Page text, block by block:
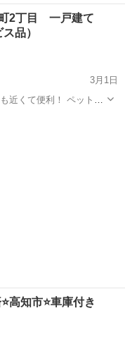
ここからのお申込みは
居が可能です！
徒歩
2丁目 一戸建て
品）
3月1日
近くて便利！ ペット相
高知市⭐️車庫付き